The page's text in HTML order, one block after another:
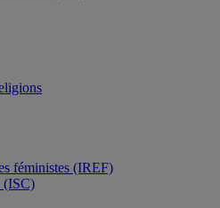
féministes (IREF)
(ISC)